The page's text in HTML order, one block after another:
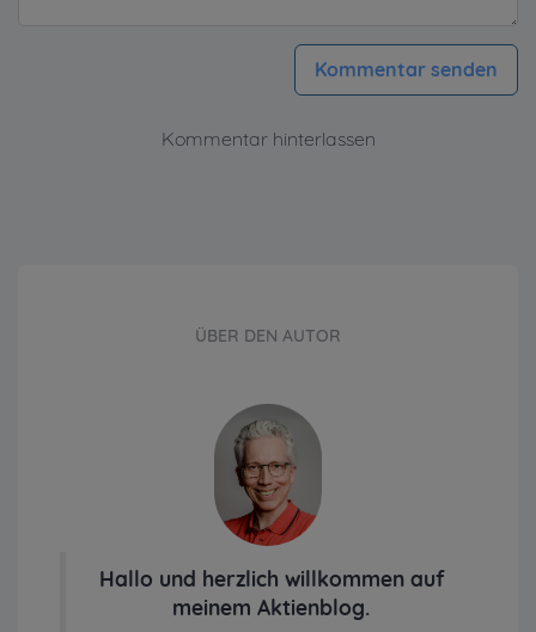
Kommentar senden
Kommentar hinterlassen
ÜBER DEN AUTOR
Hallo und herzlich willkommen auf
meinem Aktienblog.